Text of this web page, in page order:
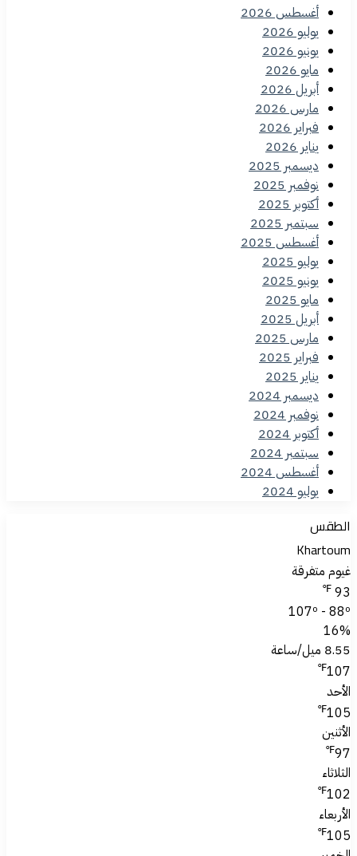
أغسطس 2026
يوليو 2026
يونيو 2026
مايو 2026
أبريل 2026
مارس 2026
فبراير 2026
يناير 2026
ديسمبر 2025
نوفمبر 2025
أكتوبر 2025
سبتمبر 2025
أغسطس 2025
يوليو 2025
يونيو 2025
مايو 2025
أبريل 2025
مارس 2025
فبراير 2025
يناير 2025
ديسمبر 2024
نوفمبر 2024
أكتوبر 2024
سبتمبر 2024
أغسطس 2024
يوليو 2024
الطقس
Khartoum
غيوم متفرقة
93
℉
107º - 88º
16%
8.55 ميل/ساعة
107
℉
الأحد
105
℉
الأثنين
97
℉
الثلاثاء
102
℉
الأربعاء
105
℉